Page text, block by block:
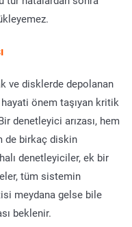
ve disklerde depolanan
önem taşıyan kritik
denetleyici arızası, hem
de birkaç diskin
denetleyiciler, ek bir
tüm sistemin
meydana gelse bile
beklenir.